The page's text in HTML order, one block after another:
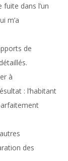
fuite dans l’un
m’a
de
à
: l’habitant
des